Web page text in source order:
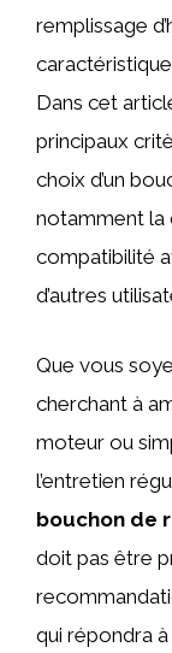
remplissage
Dans cet
principaux
choix d’un
notamment la
compatibilité
d’autres
Que vous
cherchant à
moteur ou
l’entretien
bouchon de
doit pas être
qui répondra